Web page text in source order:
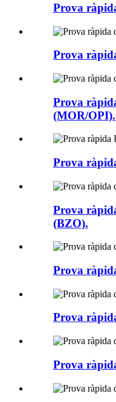
Prova
Prova
Prova
(MOR/OPI).
Prova
Prova
(BZO).
Prova
Prova
Prova